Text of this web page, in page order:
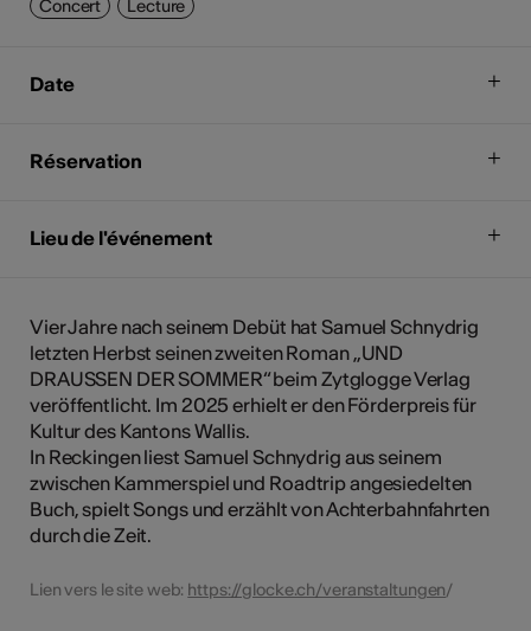
Concert Lecture
Date
Réservation
Lieu de l'événement
Vier Jahre nach seinem Debüt hat Samuel Schnydrig
letzten Herbst seinen zweiten Roman „UND
DRAUSSEN DER SOMMER“ beim Zytglogge Verlag
veröffentlicht. Im 2025 erhielt er den Förderpreis für
Kultur des Kantons Wallis.
In Reckingen liest Samuel Schnydrig aus seinem
zwischen Kammerspiel und Roadtrip angesiedelten
Buch, spielt Songs und erzählt von Achterbahnfahrten
durch die Zeit.
Lien vers le site web: https://glocke.ch/veranstaltungen/